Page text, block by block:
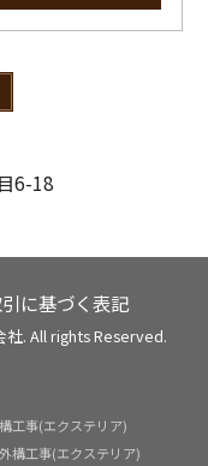
6-18
に基づく表記
社. All rights Reserved.
工事(エクステリア)
構工事(エクステリア)